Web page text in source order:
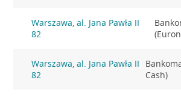
Warszawa, al. Jana Pawła II
82
Warszawa, al. Jana Pawła II
82
Cash)